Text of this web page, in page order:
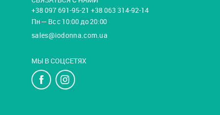
+38 097 691-95-21 +38 063 314-92-14
Пн — Вс с 10:00 до 20:00
sales@iodonna.com.ua
МЫ В СОЦСЕТЯХ